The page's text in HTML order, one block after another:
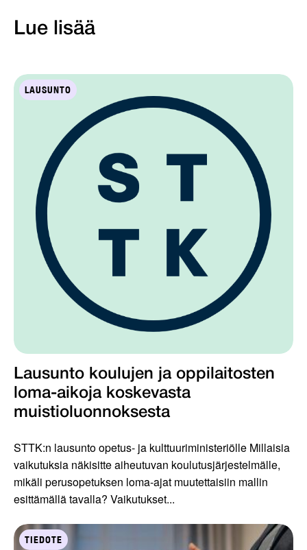
Lue lisää
LAUSUNTO
Lausunto koulujen ja oppilaitosten
loma-aikoja koskevasta
muistioluonnoksesta
STTK:n lausunto opetus- ja kulttuuriministeriölle Millaisia
vaikutuksia näkisitte aiheutuvan koulutusjärjestelmälle,
mikäli perusopetuksen loma-ajat muutettaisiin mallin
esittämällä tavalla? Vaikutukset...
TIEDOTE